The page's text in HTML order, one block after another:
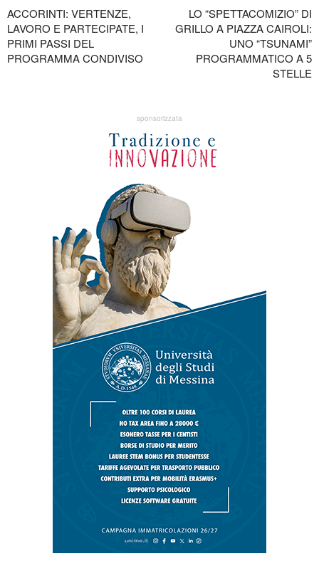
ACCORINTI: VERTENZE,
LAVORO E PARTECIPATE, I
PRIMI PASSI DEL
PROGRAMMA CONDIVISO
LO “SPETTACOMIZIO” DI
GRILLO A PIAZZA CAIROLI:
UNO “TSUNAMI”
PROGRAMMATICO A 5
STELLE
sponsorizzata